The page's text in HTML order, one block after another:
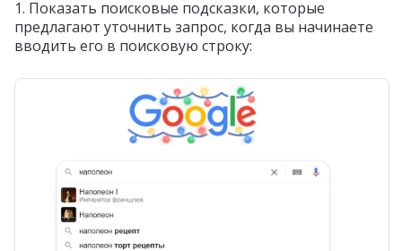
1. Показать поисковые подсказки, которые
предлагают уточнить запрос, когда вы начинаете
вводить его в поисковую строку: